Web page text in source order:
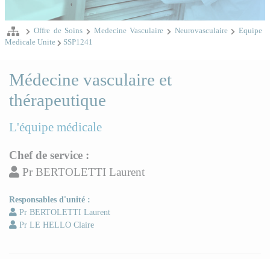
Offre de Soins Medecine Vasculaire Neurovasculaire
Equipe
Medicale Unite
SSP1241
Médecine vasculaire et
thérapeutique
L'équipe médicale
Chef de service :
Pr BERTOLETTI Laurent
Responsables d'unité :
Pr BERTOLETTI Laurent
Pr LE HELLO Claire